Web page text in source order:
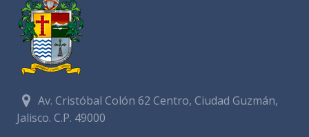
Av. Cristóbal Colón 62 Centro, Ciudad Guzmán,
Jalisco. C.P. 49000